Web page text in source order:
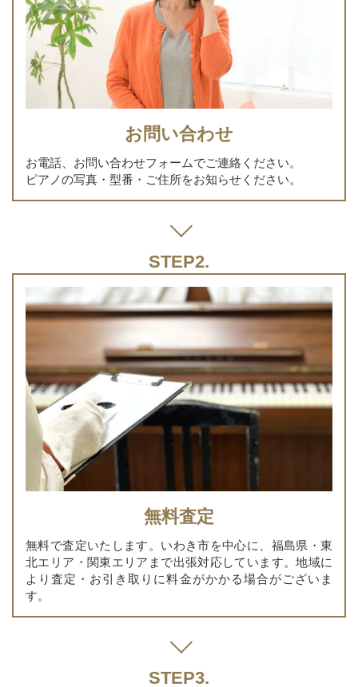
お問い合わせ
お電話、お問い合わせフォームでご連絡ください。
ピアノの写真・型番・ご住所をお知らせください。
無料査定
無料で査定いたします。いわき市を中心に、福島県・東
北エリア・関東エリアまで出張対応しています。地域に
より査定・お引き取りに料金がかかる場合がございま
す。